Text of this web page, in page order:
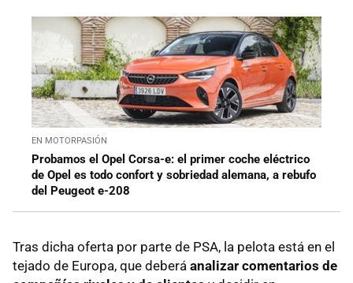
EN MOTORPASIÓN
Probamos el Opel Corsa-e: el primer coche eléctrico
de Opel es todo confort y sobriedad alemana, a rebufo
del Peugeot e-208
Tras dicha oferta por parte de PSA, la pelota está en el
tejado de Europa, que deberá analizar comentarios de